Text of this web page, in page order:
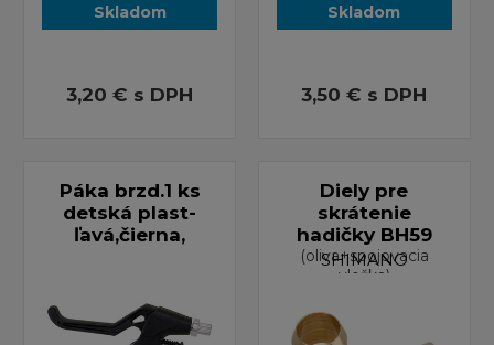
Skladom
3,20 € s DPH
Skladom
3,50 € s DPH
Páka brzd.1 ks
detská plast-
ľavá,čierna,
Diely pre
skrátenie
hadičky BH59
(oliva+spojovacia
vložka)
SHIMANO